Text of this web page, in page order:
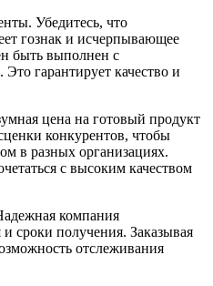
Убедитесь, что
гознак и исчерпывающее
быть выполнен с
гарантирует качество и
цена на готовый продукт
конкурентов, чтобы
в разных организациях.
с высоким качеством
компания
и сроки получения. Заказывая
отслеживания